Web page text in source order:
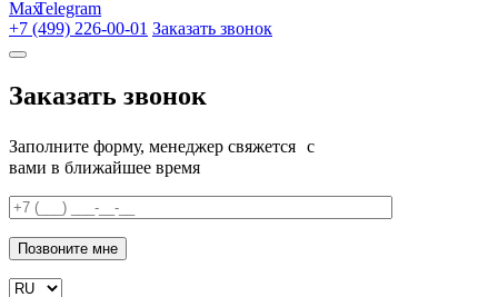
+7 (499) 226-00-01 Заказать звонок
Заказать звонок
Заполните форму, менеджер свяжется с
вами в ближайшее время